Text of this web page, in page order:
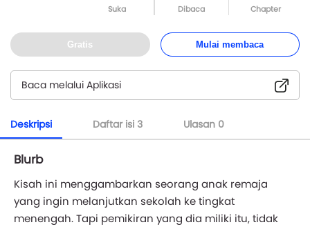
Suka
Dibaca
Chapter
Gratis Mulai membaca
Baca melalui Aplikasi
Deskripsi Daftar isi 3 Ulasan 0
Blurb
Kisah ini menggambarkan seorang anak remaja
yang ingin melanjutkan sekolah ke tingkat
menengah. Tapi pemikiran yang dia miliki itu, tidak